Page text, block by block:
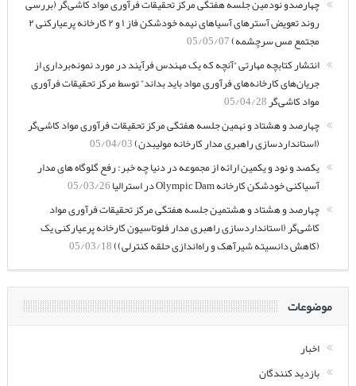
چهارصدو نودمین جلسه هفتگی مرکز تحقیقات فرآوری مواد کاشی‌گر (بررسی
روند تعویض آسترهای آسیاهای نیمه خودشکن فاز ۱ و ۲ کارخانه پرعیارکنی ۲
مجتمع مس سرچشمه)05/05/07
انتشار کتابچه مهارتی “آنچه که یک مهندس فرآیند در مورد نمونه‌برداری از
جریان‌های کارخانه‌های فرآوری مواد باید بداند” توسط مرکز تحقیقات فرآوری
مواد کاشی‌گر05/04/28
چهارصد و هشتاد و نهمین جلسه هفتگی مرکز تحقیقات فرآوری مواد کاشی‌گر
(استانداردسازی راهبری مدار کارخانه مولیبدن)05/04/03
یکصد و نود و یکمین ارائه از مجموعه در دنیا چه خبر: رفع گلوگاه های مدار
آسیاکنی خودشکن کارخانه Olympic Dam در استرالیا
05/03/26
چهارصد و هشتاد و هشتمین جلسه هفتگی مرکز تحقیقات فرآوری مواد
کاشی‌گر (استانداردسازی راهبری مدار فلوتاسیون کارخانه پرعیارکنی یک
(کاهش دانسیته شیرآهک و راه‌اندازی حلقه کنترلی))05/03/18
موضوعات
اخبار
بازدید کنندگان